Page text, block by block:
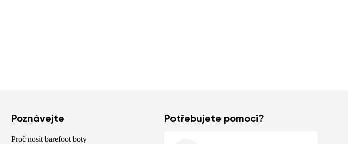
Poznávejte
Proč nosit barefoot boty
Potřebujete pomoci?